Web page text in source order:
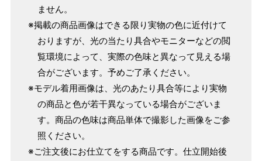
MW ～100cm
4尺3寸
～165cm
～98cm
LW ～105cm
167cm
4尺4寸
169cm
ません。
※掲載の商品画像はできる限り実物の色に近付けて
おりますが、光の当たり具合やモニターなどの閲
覧環境によって、実際の色味と異なって見える場
合がございます。予めご了承ください。
※モデル着用画像は、光のあたり具合等により実物
の商品と色が若干異なっている場合がございま
す。商品の色味は商品単体で撮影した画像をご参
照ください。
※ご注文後にお仕立てをする商品です。仕立開始後